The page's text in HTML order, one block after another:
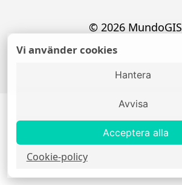
© 2026 MundoGIS
Vi använder cookies
Cookie-policy
Hantera
Avvisa
Acceptera alla